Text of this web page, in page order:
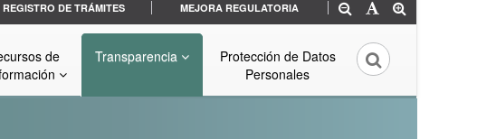
REGISTRO DE TRÁMITES MEJORA REGULATORIA
de
Transparencia
Protección de Datos
Personales